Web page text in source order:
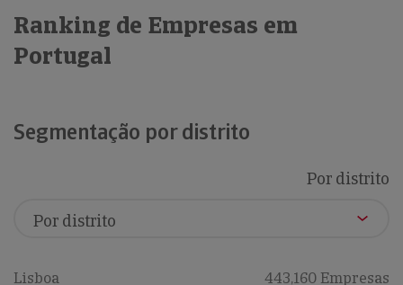
Ranking de Empresas em
Portugal
Segmentação por distrito
Por distrito
Lisboa 443,160 Empresas